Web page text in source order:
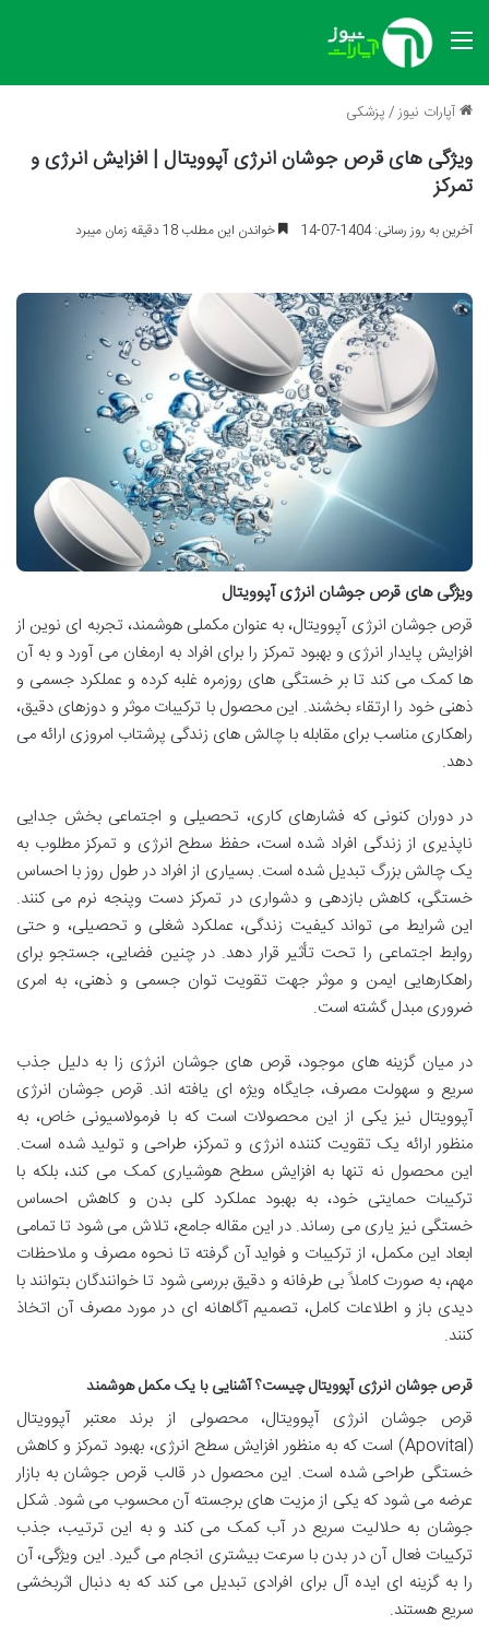
منو
آپارات نیوز/پزشکی
ویژگی های قرص جوشان انرژی آپوویتال | افزایش انرژی و
تمرکز
آخرین به روز رسانی: 1404-07-14 خواندن این مطلب 18 دقیقه زمان میبرد
ویژگی های قرص جوشان انرژی آپوویتال
قرص جوشان انرژی آپوویتال، به عنوان مکملی هوشمند، تجربه ای نوین از
افزایش پایدار انرژی و بهبود تمرکز را برای افراد به ارمغان می آورد و به آن
ها کمک می کند تا بر خستگی های روزمره غلبه کرده و عملکرد جسمی و
ذهنی خود را ارتقاء بخشند. این محصول با ترکیبات موثر و دوزهای دقیق،
راهکاری مناسب برای مقابله با چالش های زندگی پرشتاب امروزی ارائه می
دهد.
در دوران کنونی که فشارهای کاری، تحصیلی و اجتماعی بخش جدایی
ناپذیری از زندگی افراد شده است، حفظ سطح انرژی و تمرکز مطلوب به
یک چالش بزرگ تبدیل شده است. بسیاری از افراد در طول روز با احساس
خستگی، کاهش بازدهی و دشواری در تمرکز دست وپنجه نرم می کنند.
این شرایط می تواند کیفیت زندگی، عملکرد شغلی و تحصیلی، و حتی
روابط اجتماعی را تحت تأثیر قرار دهد. در چنین فضایی، جستجو برای
راهکارهایی ایمن و موثر جهت تقویت توان جسمی و ذهنی، به امری
ضروری مبدل گشته است.
در میان گزینه های موجود، قرص های جوشان انرژی زا به دلیل جذب
سریع و سهولت مصرف، جایگاه ویژه ای یافته اند. قرص جوشان انرژی
آپوویتال نیز یکی از این محصولات است که با فرمولاسیونی خاص، به
منظور ارائه یک تقویت کننده انرژی و تمرکز، طراحی و تولید شده است.
این محصول نه تنها به افزایش سطح هوشیاری کمک می کند، بلکه با
ترکیبات حمایتی خود، به بهبود عملکرد کلی بدن و کاهش احساس
خستگی نیز یاری می رساند. در این مقاله جامع، تلاش می شود تا تمامی
ابعاد این مکمل، از ترکیبات و فواید آن گرفته تا نحوه مصرف و ملاحظات
مهم، به صورت کاملاً بی طرفانه و دقیق بررسی شود تا خوانندگان بتوانند با
دیدی باز و اطلاعات کامل، تصمیم آگاهانه ای در مورد مصرف آن اتخاذ
کنند.
قرص جوشان انرژی آپوویتال چیست؟ آشنایی با یک مکمل هوشمند
قرص جوشان انرژی آپوویتال، محصولی از برند معتبر آپوویتال
(Apovital) است که به منظور افزایش سطح انرژی، بهبود تمرکز و کاهش
خستگی طراحی شده است. این محصول در قالب قرص جوشان به بازار
عرضه می شود که یکی از مزیت های برجسته آن محسوب می شود. شکل
جوشان به حلالیت سریع در آب کمک می کند و به این ترتیب، جذب
ترکیبات فعال آن در بدن با سرعت بیشتری انجام می گیرد. این ویژگی، آن
را به گزینه ای ایده آل برای افرادی تبدیل می کند که به دنبال اثربخشی
سریع هستند.